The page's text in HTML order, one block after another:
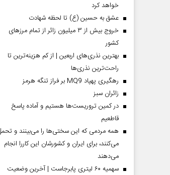
خواهد کرد
عشق به حسین (ع) تا لحظه شهادت
خروج بیش از ۳ میلیون زائر از تمام مرز‌های
کشور
بهترین نذری‌های اربعین | از کم هزینه‌ترین تا
راحت‌ترین نذری‌ها
رهگیری پهپاد MQ9 بر فراز تنگه هرمز
‌زائران سبز
در کمین تروریست‌ها هستیم و آماده پاسخ
قاطعیم
همه مردمی که این سختی‌ها را می‌بینند و
می‌کنند، برای ایران و کشورشان این کاررا انجام
می‌دهند
سهمیه ۶۰ لیتری پابرجاست | آخرین وضعیت